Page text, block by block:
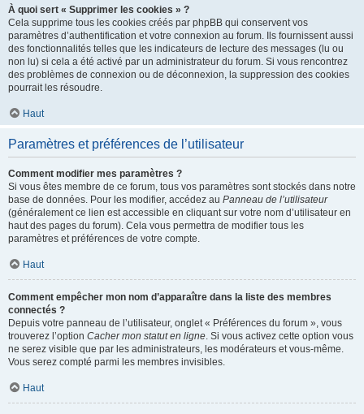
À quoi sert « Supprimer les cookies » ?
Cela supprime tous les cookies créés par phpBB qui conservent vos
paramètres d’authentification et votre connexion au forum. Ils fournissent aussi
des fonctionnalités telles que les indicateurs de lecture des messages (lu ou
non lu) si cela a été activé par un administrateur du forum. Si vous rencontrez
des problèmes de connexion ou de déconnexion, la suppression des cookies
pourrait les résoudre.
Haut
Paramètres et préférences de l’utilisateur
Comment modifier mes paramètres ?
Si vous êtes membre de ce forum, tous vos paramètres sont stockés dans notre
base de données. Pour les modifier, accédez au Panneau de l’utilisateur
(généralement ce lien est accessible en cliquant sur votre nom d’utilisateur en
haut des pages du forum). Cela vous permettra de modifier tous les
paramètres et préférences de votre compte.
Haut
Comment empêcher mon nom d’apparaître dans la liste des membres
connectés ?
Depuis votre panneau de l’utilisateur, onglet « Préférences du forum », vous
trouverez l’option Cacher mon statut en ligne. Si vous activez cette option vous
ne serez visible que par les administrateurs, les modérateurs et vous-même.
Vous serez compté parmi les membres invisibles.
Haut